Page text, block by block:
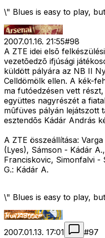
\" Blues is easy to play,
2007.01.16. 21:55#98
A ZTE idei elsõ
vezetõedzõ ifjúsági
küldött pályára az NB II
Celldömölk ellen. A kék-
ma futóedzésen vett
együttes nagyrészét a
mûfüves pályán lejátszott
esztendõs Kádár András
A ZTE összeállítása:
(Lyes), Sámson - Kádár
Franciskovic, Simonfalvi -
G.: Kádár A.
\" Blues is easy to play,
2007.01.13. 17:01 #97